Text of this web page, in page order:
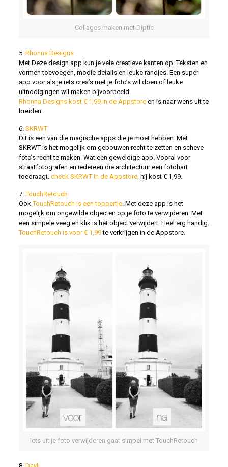
Collages maken met Diptic
5. Rhonna Designs
Met Deze design app kun je vele creatieve kanten op. Teksten en
vormen toevoegen, mooie details en leuke randjes. Een super
app voor als je iets crea’s met je foto’s wil doen of leuke
uitnodigingen wil maken bijvoorbeeld.
Rhonna Designs kost € 1,99 in de Appstoreen is naar wens uit te
breiden.
6. SKRWT
Dit is een van die magische apps die je moet hebben. Met
SKRWT is het mogelijk om gebouwen recht te zetten en scheve
foto’s recht te maken. Wat een geweldige app. Vooral voor
straatfotografen en iedereen die architectuur een fotohart
toedraagt. check SKRWT in de Appstore, hij kost € 1,99.
7.TouchRetouch
OokTouchRetouch is een toppertje. Met deze app is het
mogelijk om ongewilde objecten op je foto te verwijderen. Met
een simpele veeg en klik is het object verwijdert. Heel erg handig.
TouchRetouch is voor € 1,99te verkrijgen in de Appstore.
Iets uit je foto verwijderen gaat simpel met TouchRetouch